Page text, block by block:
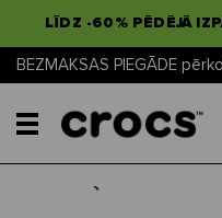
LĪDZ -60% PĒDĒJĀ
BEZMAKSAS PIEGĀDE